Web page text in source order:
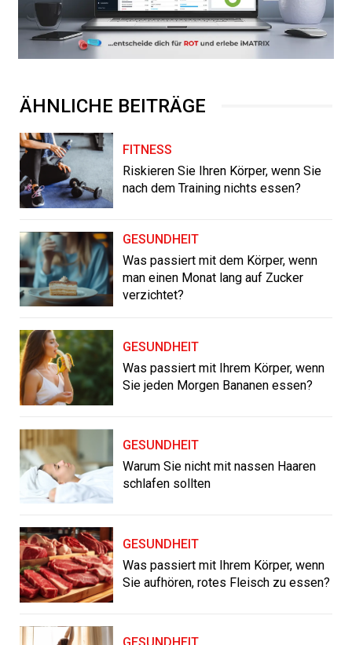
ÄHNLICHE BEITRÄGE
FITNESS
Riskieren Sie Ihren Körper, wenn Sie
nach dem Training nichts essen?
GESUNDHEIT
Was passiert mit dem Körper, wenn
man einen Monat lang auf Zucker
verzichtet?
GESUNDHEIT
Was passiert mit Ihrem Körper, wenn
Sie jeden Morgen Bananen essen?
GESUNDHEIT
Warum Sie nicht mit nassen Haaren
schlafen sollten
GESUNDHEIT
Was passiert mit Ihrem Körper, wenn
Sie aufhören, rotes Fleisch zu essen?